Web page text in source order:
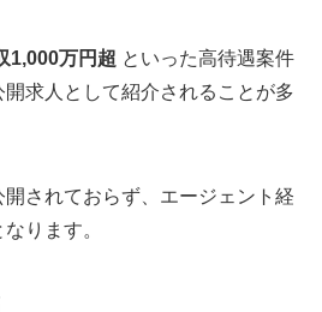
1,000万円超 といった高待遇案件
開求人として紹介されることが多
されておらず、エージェント経
ります。